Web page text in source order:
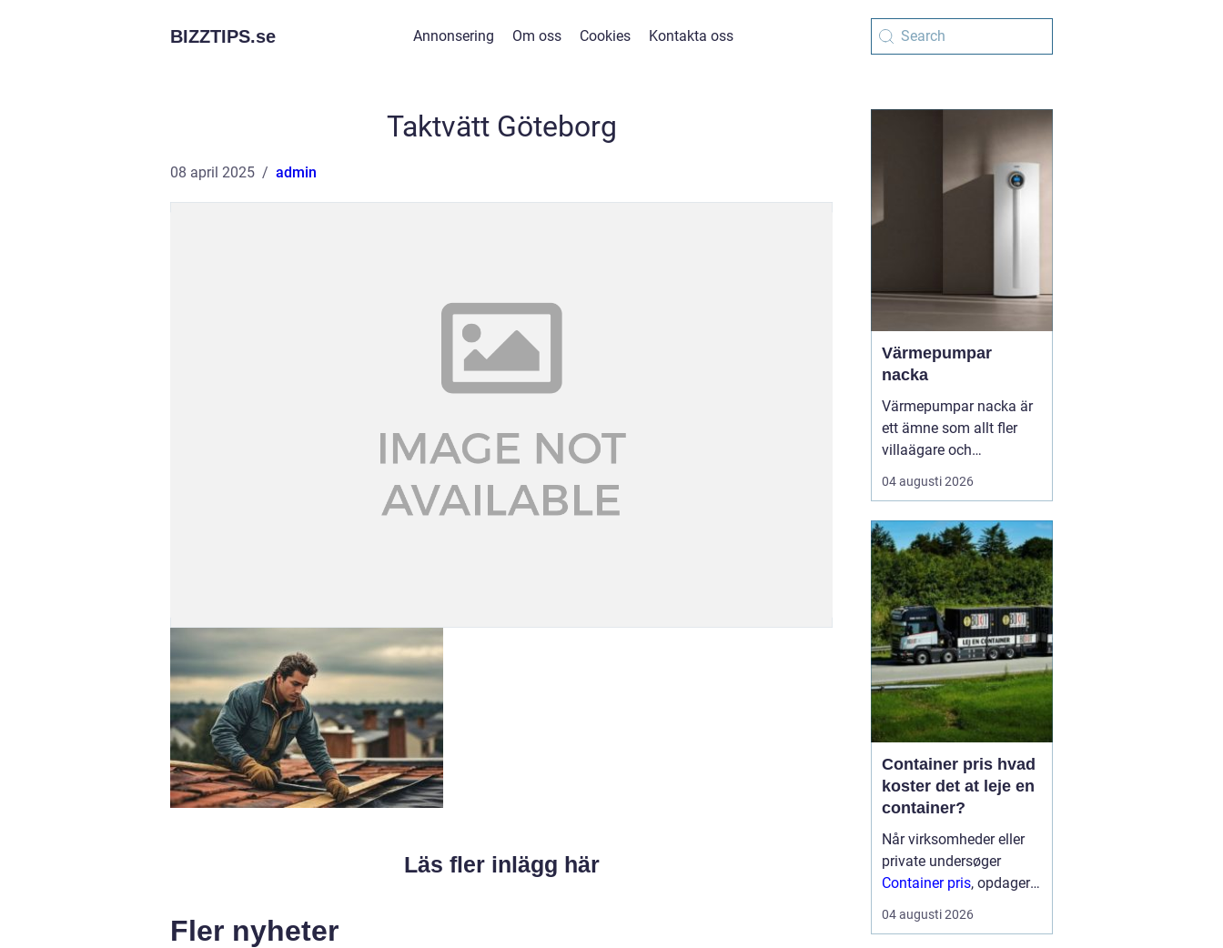
BIZZTIPS.se Annonsering Om oss Cookies Kontakta oss
Taktvätt Göteborg
08 april 2025 admin
Läs fler inlägg här
Fler nyheter
Värmepumpar
nacka
Värmepumpar nacka är
ett ämne som allt fler
villaägare och
bostadsrättsföreningar
intresserar sig för när
och klimatfrågan blir
mer påtaglig. I nacka
finns många hus med
olika förutsättningar,
från äldre villor med
direktverk...
04 augusti 2026
Container pris hvad
koster det at leje en
container?
Når virksomheder eller
private undersøger
Container pris, opdager
mange hurtigt, at der
ikke findes én fast pris.
04 augusti 2026